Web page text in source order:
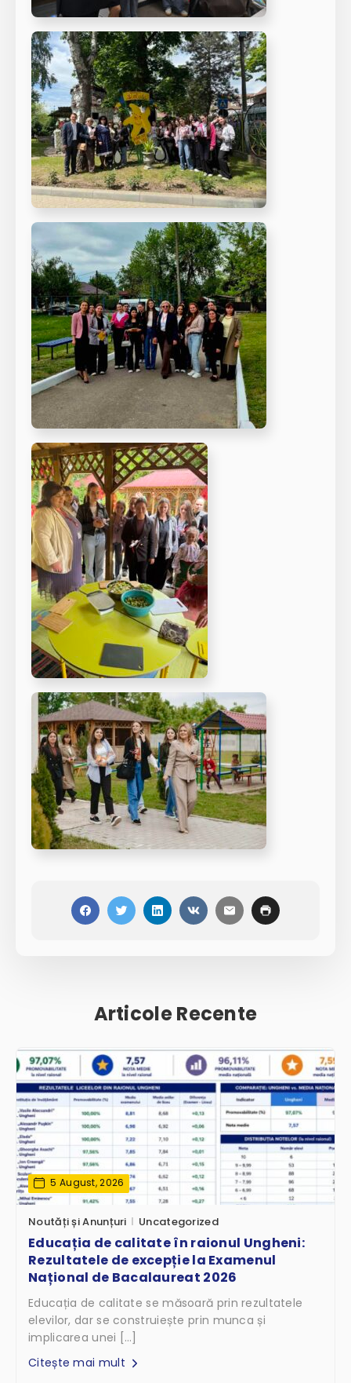
Articole Recente
5 August, 2026
Noutăți și Anunțuri Uncategorized
Educația de calitate în raionul Ungheni:
Rezultatele de excepție la Examenul
Național de Bacalaureat 2026
Educația de calitate se măsoară prin rezultatele
elevilor, dar se construiește prin munca și
implicarea unei […]
Citește mai mult